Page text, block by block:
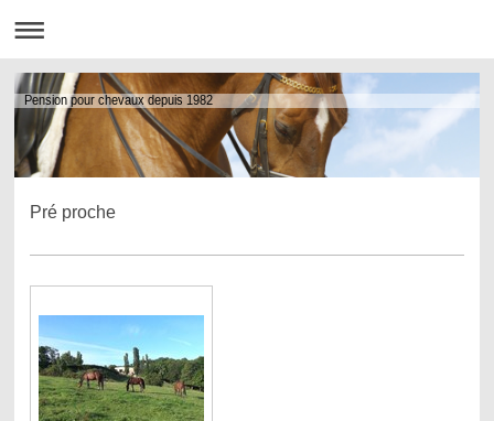
Pension pour chevaux depuis 1982
Pré proche